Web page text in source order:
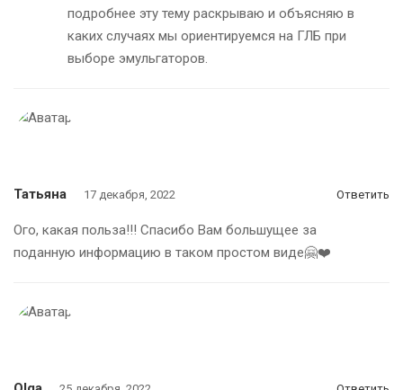
подробнее эту тему раскрываю и объясняю в
каких случаях мы ориентируемся на ГЛБ при
выборе эмульгаторов.
Татьяна 17 декабря, 2022 Ответить
Ого, какая польза!!! Спасибо Вам большущее за
поданную информацию в таком простом виде🤗❤️